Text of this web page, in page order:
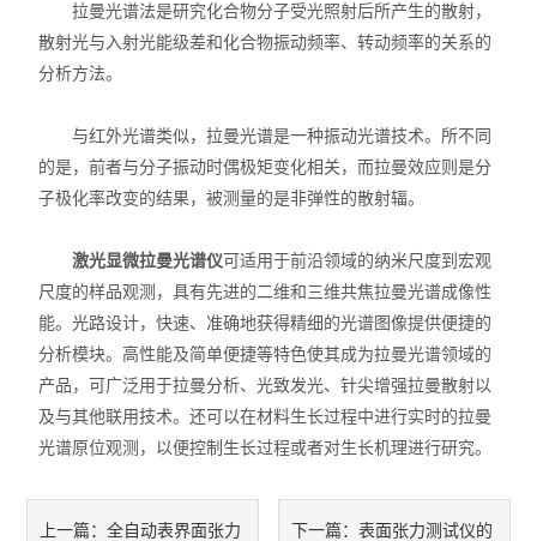
X射线衍射仪（XRD）
激光光散射仪
扫描电镜（SEM）
电化学工作站
分析仪器-光谱
透反射率测量仪
等离子清洗机
光学显微镜
拉曼光谱法是研究化合物分子受光照射后所产生的散射，
散射光与入射光能级差和化合物振动频率、转动频率的关系的
分析方法。
与红外光谱类似，拉曼光谱是一种振动光谱技术。所不同
的是，前者与分子振动时偶极矩变化相关，而拉曼效应则是分
子极化率改变的结果，被测量的是非弹性的散射辐。
激光显微拉曼光谱仪可适用于前沿领域的纳米尺度到宏观
尺度的样品观测，具有先进的二维和三维共焦拉曼光谱成像性
能。光路设计，快速、准确地获得精细的光谱图像提供便捷的
分析模块。高性能及简单便捷等特色使其成为拉曼光谱领域的
产品，可广泛用于拉曼分析、光致发光、针尖增强拉曼散射以
及与其他联用技术。还可以在材料生长过程中进行实时的拉曼
光谱原位观测，以便控制生长过程或者对生长机理进行研究。
上一篇：全自动表界面张力 下一篇： 表面张力测试仪的